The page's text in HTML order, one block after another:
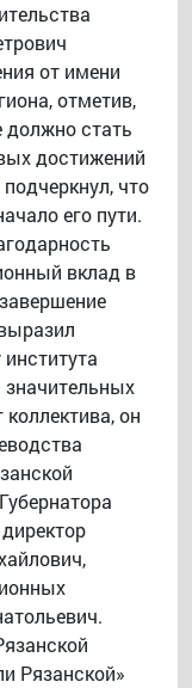
от имени
отметив,
должно стать
достижений
что
его пути.
вклад в
он
Рязанской»